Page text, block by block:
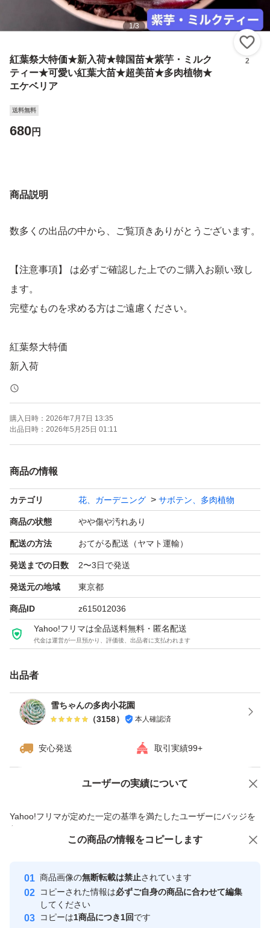
1/3
紅葉祭大特価★新入荷★韓国苗★紫芋・ミルク
ティー★可愛い紅葉大苗★超美苗★多肉植物★
エケベリア
2
送料無料
680円
商品説明
数多くの出品の中から、ご覧頂きありがとうございます。
【注意事項】 は必ずご確認した上でのご購入お願い致し
ます。
完璧なものを求める方はご遠慮ください。
紅葉祭大特価
新入荷
多肉植物 エケベリア
韓国苗 超美苗 紅葉大苗
紫芋・ミルクティー レア種
在庫あり
人気種
とっても綺麗な子です。
★写真は05月24日撮影したものです。
内容は現物ですけど、成長中なので、個体差、多少ありま
す。
★多数の多肉商品を同梱の場合、
2個目から、1個ずつ150円割引
同梱要望が購入する前に相談してください、
※値段相談と専用ぺージ割引サービス併用出来ません。
入荷時から小さな傷、爪折れ等あります。
輸入苗にご理解ある方お願いします
購入日時： 2026年7月7日 13:35
出品日時： 2026年5月25日 01:11
商品の情報
カテゴリ 花、ガーデニング サボテン、多肉植物
商品の状態 やや傷や汚れあり
配送の方法 おてがる配送（ヤマト運輸）
発送までの日数 2〜3日で発送
発送元の地域 東京都
商品ID z615012036
Yahoo!フリマは全品送料無料・匿名配送
代金は運営が一旦預かり、評価後、出品者に支払われます
出品者
雪ちゃんの多肉小花園
（3158） 本人確認済
安心発送 取引実績99+
ユーザーの実績について
Yahoo!フリマが定めた一定の基準を満たしたユーザーにバッジを
付与しています
安心取引出品者
心・安全なユーザーです
取引実績
価格の相談 商品への質問
この商品の情報をコピーします
商品画像の無断転載は禁止されています
コピーされた情報は必ずご自身の商品に合わせて編集
してください
コピーは1商品につき1回です
この商品をみている人にオススメ